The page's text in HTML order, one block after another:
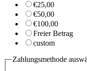
€25,00
€50,00
€100,00
Freier Betrag
custom
Zahlungsmethode